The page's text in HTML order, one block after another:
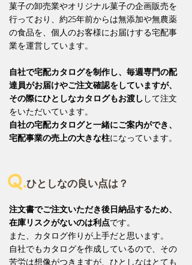
菓子の卸売業やオリジナル菓子の企画販売を
行っており、約25年前からは無添加や無農薬
の食品を、個人のお客様にお届けする宅配事
業を運営しています。
自社で宅配カタログを制作し、毎週専門の配
達員がお届けやご注文確認をしていますが、
その際にひとしなカタログもお渡し して注文
をいただいています。
自社の宅配カタログと一緒にご案内ができ、
宅配事業の売上の大きな柱になっています。
Q.ひとしなの良い点は？
注文書でご注文いただき後日納品するため、
在庫リスクがないのは利点です。
また、カタログ作りが上手だと思います。
自社でもカタログを作成しているので、その
苦労は想像がつきますが、ひとしなはとても